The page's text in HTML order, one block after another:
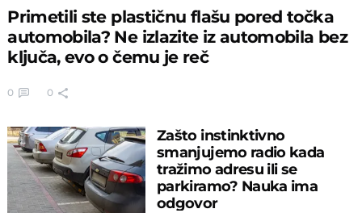
Primetili ste plastičnu flašu pored točka
automobila? Ne izlazite iz automobila bez
ključa, evo o čemu je reč
0 0
Zašto instinktivno
smanjujemo radio kada
tražimo adresu ili se
parkiramo? Nauka ima
odgovor